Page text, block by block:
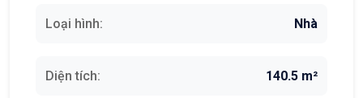
Loại hình: Nhà
Diện tích: 140.5 m²